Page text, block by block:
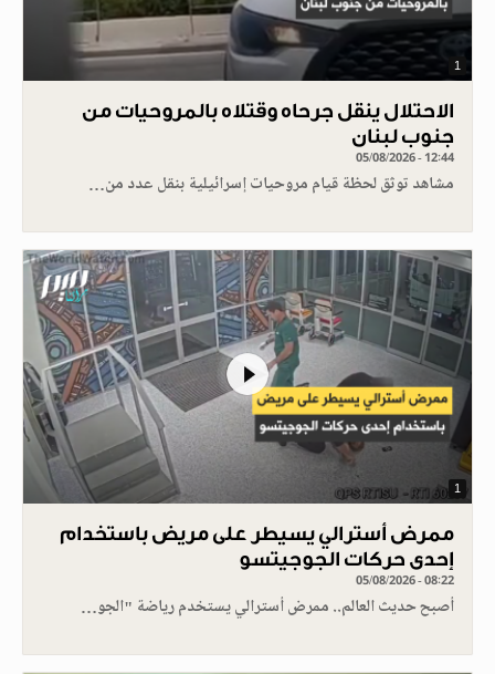
1
الاحتلال ينقل جرحاه وقتلاه بالمروحيات من
جنوب لبنان
05/08/2026 - 12:44
مشاهد توثق لحظة قيام مروحيات إسرائيلية بنقل عدد من…
1
ممرض أسترالي يسيطر على مريض باستخدام
إحدى حركات الجوجيتسو
05/08/2026 - 08:22
أصبح حديث العالم.. ممرض أسترالي يستخدم رياضة "الجو…